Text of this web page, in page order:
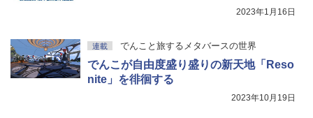
2023年1月16日
連載 でんこと旅するメタバースの世界
でんこが自由度盛り盛りの新天地「Reso
nite」を徘徊する
2023年10月19日